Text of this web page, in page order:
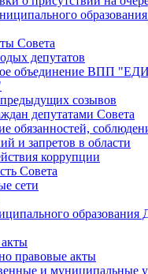
Совета
депутатов
объединение ВПП
созывов
депутатами Совета
обязанностей,
и запретов в области
коррупции
Совета
сети
образования
правовые акты
и муниципальные